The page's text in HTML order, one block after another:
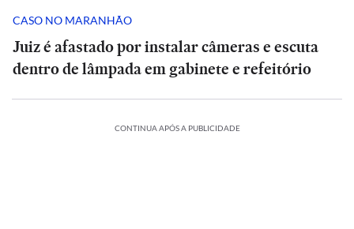
CASO NO MARANHÃO
Juiz é afastado por instalar câmeras e escuta
dentro de lâmpada em gabinete e refeitório
CONTINUA APÓS A PUBLICIDADE